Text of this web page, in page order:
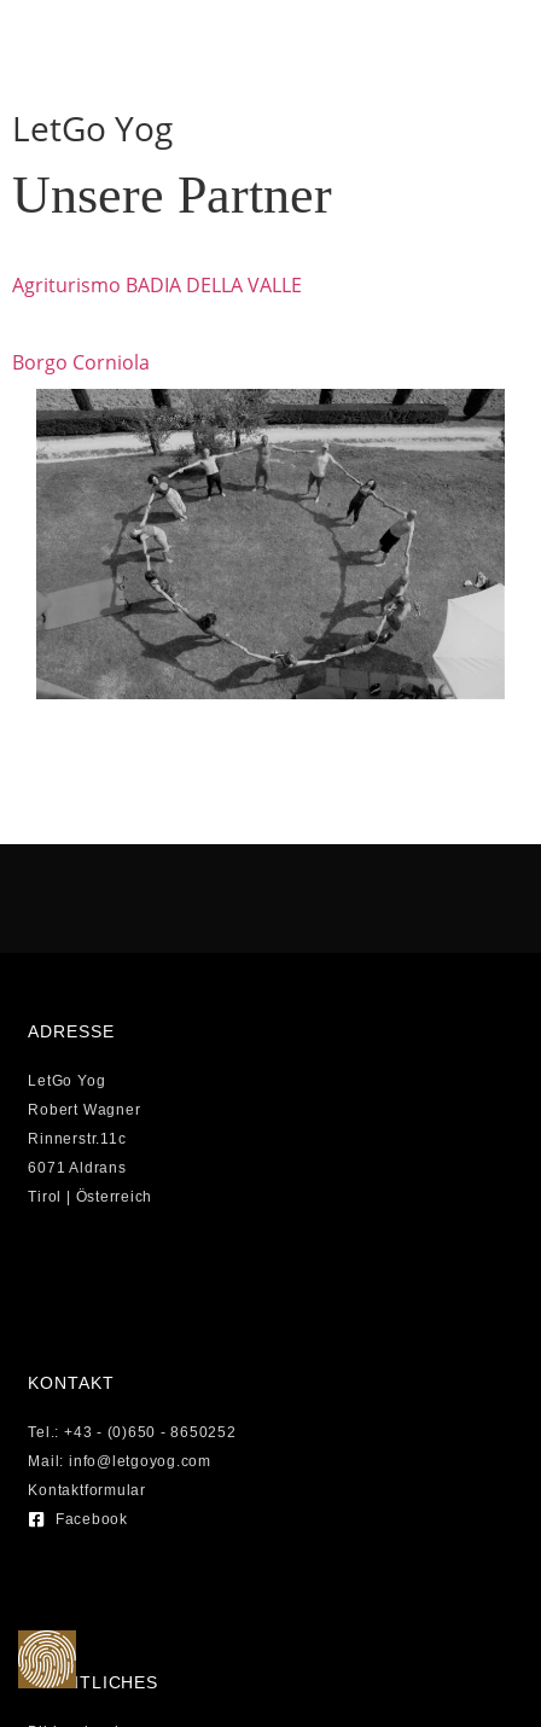
LetGo Yog
Unsere Partner
Agriturismo BADIA DELLA VALLE
Borgo Corniola
ADRESSE
LetGo Yog
Robert Wagner
Rinnerstr.11c
6071 Aldrans
Tirol | Österreich
KONTAKT
Tel.: +43 - (0)650 - 8650252
Mail: info@letgoyog.com
Kontaktformular
Facebook
RECHTLICHES